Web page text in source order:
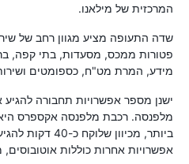
המרכזית של מילאנו.
שדה התעופה מציע מגוון רחב של
פטורות ממכס, מסעדות, בתי קפה,
מידע, המרת מט"ח, כספומטים
ישנן מספר אפשרויות תחבורה
מלפנסה. רכבת מלפנסה אקספרס
ביותר, מכיוון
אפשרויות אחרות כוללות אוטובוסים,